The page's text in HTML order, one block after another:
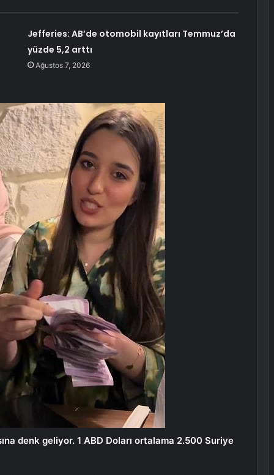
Jefferies: AB’de otomobil kayıtları Temmuz’da
yüzde 5,2 arttı
Ağustos 7, 2026
denk geliyor. 1 ABD Doları ortalama 2.500 Suriye